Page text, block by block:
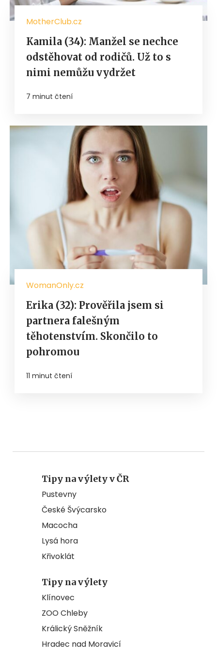
MotherClub.cz
Kamila (34): Manžel se nechce
odstěhovat od rodičů. Už to s
nimi nemůžu vydržet
7 minut čtení
WomanOnly.cz
Erika (32): Prověřila jsem si
partnera falešným
těhotenstvím. Skončilo to
pohromou
11 minut čtení
Tipy na výlety v ČR
Pustevny
České Švýcarsko
Macocha
Lysá hora
Křivoklát
Tipy na výlety
Klínovec
ZOO Chleby
Králický Sněžník
Hradec nad Moravicí